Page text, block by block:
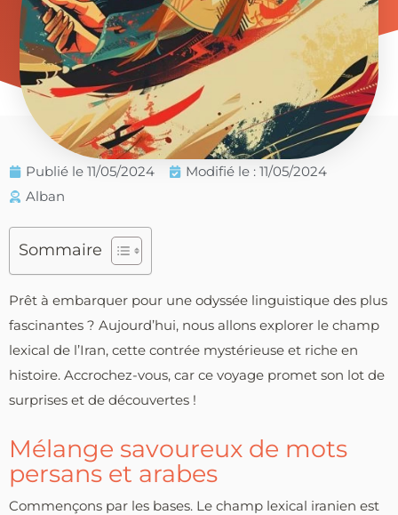
Publié le 11/05/2024
Modifié le : 11/05/2024
Alban
Sommaire
Prêt à embarquer pour une odyssée linguistique des plus
fascinantes ? Aujourd’hui, nous allons explorer le champ
lexical de l’Iran, cette contrée mystérieuse et riche en
histoire. Accrochez-vous, car ce voyage promet son lot de
surprises et de découvertes !
Mélange savoureux de mots
persans et arabes
Commençons par les bases. Le champ lexical iranien est